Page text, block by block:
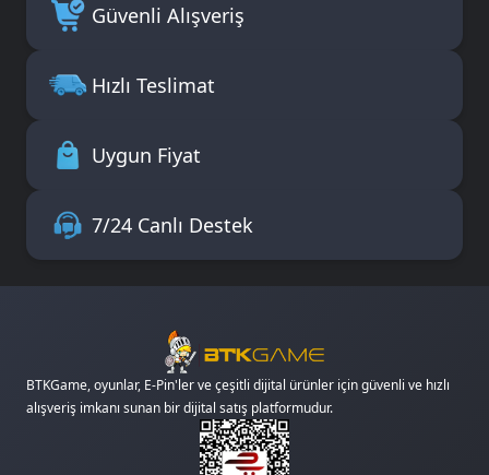
Güvenli Alışveriş
Hızlı Teslimat
Uygun Fiyat
7/24 Canlı Destek
BTKGame, oyunlar, E-Pin'ler ve çeşitli dijital ürünler için güvenli ve hızlı
alışveriş imkanı sunan bir dijital satış platformudur.